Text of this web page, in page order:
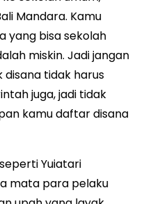
Mandara. Kamu
yang bisa sekolah
miskin. Jadi jangan
disana tidak harus
juga, jadi tidak
kamu daftar disana
Yuiatari
mata para pelaku